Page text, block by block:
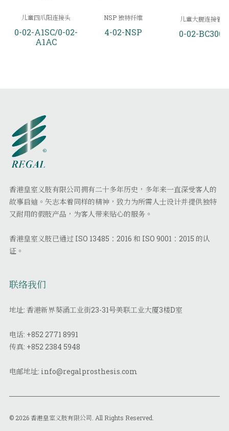
儿童四爪阳连接头
0-02-A1SC/0-02-
A1AC
NSP 独特纤维
4-02-NSP
儿童大腿连接管
0-02-BC300
香港皇室义肢有限公司拥有二十多年历史，多年来一直深受客人的
故事启迪。矢志本着同样的精神，致力为所需人士设计并提供独特
又耐用的假肢产品，为客人带来贴心的服务。
香港皇室义肢已通过 ISO 13485：2016 和 ISO 9001：2015 的认
证。
联络我们
地址: 香港新界葵涌工业街23-31号美联工业大厦3楼D室
电话: +852 2771 8991
传真: +852 2384 5948
电邮地址: info@regalprosthesis.com
© 2026 香港皇室义肢有限公司. All Rights Reserved.